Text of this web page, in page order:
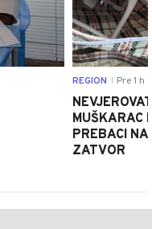
REGION Pre 1 h
MUŠKARAC
PREBACI
ZATVOR